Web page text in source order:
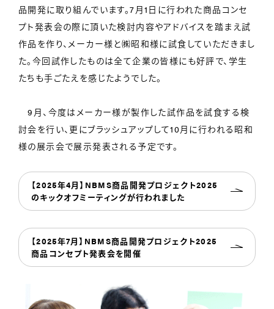
品開発に取り組んでいます。7月1日に行われた商品コンセ
プト発表会の際に頂いた検討内容やアドバイスを踏まえ試
作品を作り、メーカー様と㈱昭和様に試食していただきまし
た。今回試作したものは全て企業の皆様にも好評で、学生
たちも手ごたえを感じたようでした。
9月、今度はメーカー様が製作した試作品を試食する検
討会を行い、更にブラッシュアップして10月に行われる昭和
様の展示会で展示発表される予定です。
【2025年4月】NBMS商品開発プロジェクト2025
のキックオフミーティングが行われました
【2025年7月】NBMS商品開発プロジェクト2025
商品コンセプト発表会を開催